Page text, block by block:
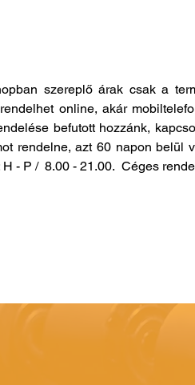
szereplő árak csak a
online, akár
befutott hozzánk,
rendelne, azt 60 napon belül
H - P / 8.00 - 21.00. Céges